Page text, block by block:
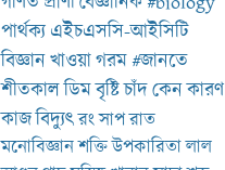
পার্থক্য এইচএসসি-আইসিটি
বিজ্ঞানখাওয়াগরম#জানতে
শীতকালডিমবৃষ্টিচাঁদকেনকারণ
কাজবিদ্যুৎরংসাপরাত
মনোবিজ্ঞানশক্তিউপকারিতালাল